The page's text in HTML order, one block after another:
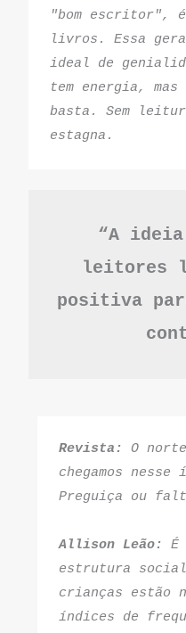
"bom escritor",
livros. Essa
ideal de
tem energia,
basta. Sem
estagna.
“A
leitores
positiva
Revista: O
chegamos
Preguiça ou
Allison Leão:
É
estrutura
crianças estão
índices de